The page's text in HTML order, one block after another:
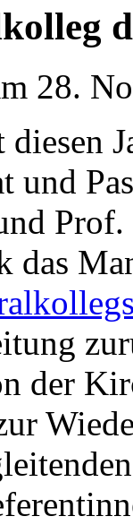
28.
und
das
der